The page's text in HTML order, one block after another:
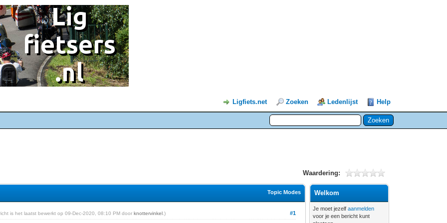
Ligfiets.net Zoeken Ledenlijst Help
Waardering:
Topic Modes
#1
is het laatst bewerkt op 09-Dec-2020, 08:10 PM doorknottervinkel .)
Welkom
Je moet jezelfaanmelden
voor je een bericht kunt